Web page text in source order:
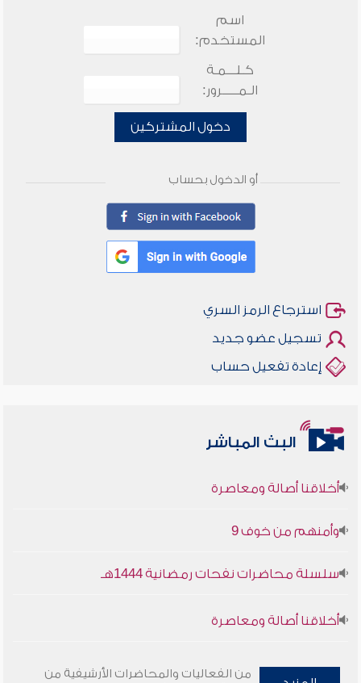
اسم
المستخدم:
كـلـــمـة
الـمـــــرور:
دخول المشتركين
أو الدخول بحساب
استرجاع الرمز السري
تسجيل عضو جديد
إعادة تفعيل حساب
البث المباشر
من الفعاليات والمحاضرات الأرشيفية من